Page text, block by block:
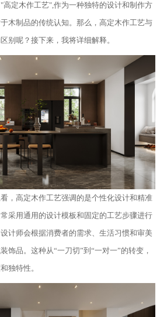
定木作工艺",作为一种独特的设计和制作方
木制品的传统认知。那么，高定木作工艺与
别呢？接下来，我将详细解释。
，高定木作工艺强调的是个性化设计和精准
采用通用的设计模板和固定的工艺步骤进行
计师会根据消费者的需求、生活习惯和审美
饰品。这种从“一刀切”到“一对一”的转变，
独特性。